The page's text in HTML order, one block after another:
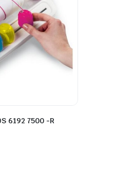
6192 7500 -R